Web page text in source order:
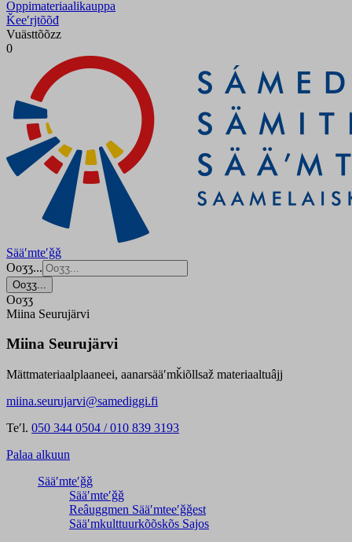
Oppimateriaalikauppa
Ǩeeʹrjtõõđ
Vuästtõõzz
0
Sääʹmteʹǧǧ
Ooʒʒ...
Ooʒʒ...
Ooʒʒ
Miina Seurujärvi
Miina Seurujärvi
Mättmateriaalplaaneei, aanarsääʹmǩiõllsaž materiaaltuâjj
miina.seurujarvi@samediggi.fi
Teʹl. 050 344 0504 / 010 839 3193
Palaa alkuun
Sääʹmteʹǧǧ
Sääʹmteʹǧǧ
Reâuggmen Sääʹmteeʹǧǧest
Sääʹmkulttuurkõõskõs Sajos